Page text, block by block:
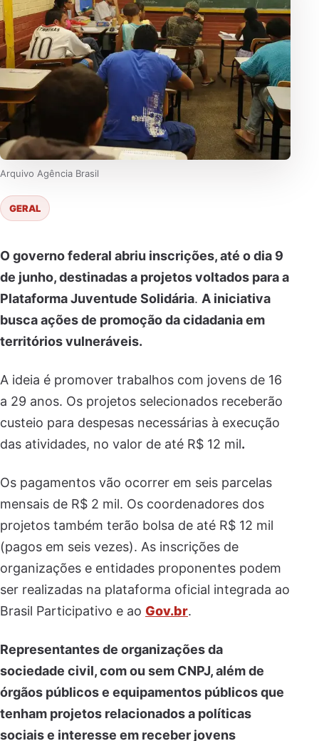
Arquivo Agência Brasil
GERAL
O governo federal abriu inscrições, até o dia 9
de junho, destinadas a projetos voltados para a
Plataforma Juventude Solidária. A iniciativa
busca ações de promoção da cidadania em
territórios vulneráveis.
A ideia é promover trabalhos com jovens de 16
a 29 anos. Os projetos selecionados receberão
custeio para despesas necessárias à execução
das atividades, no valor de até R$ 12 mil.
Os pagamentos vão ocorrer em seis parcelas
mensais de R$ 2 mil. Os coordenadores dos
projetos também terão bolsa de até R$ 12 mil
(pagos em seis vezes). As inscrições de
organizações e entidades proponentes podem
ser realizadas na plataforma oficial integrada ao
Brasil Participativo e ao Gov.br.
Representantes de organizações da
sociedade civil, com ou sem CNPJ, além de
órgãos públicos e equipamentos públicos que
tenham projetos relacionados a políticas
sociais e interesse em receber jovens